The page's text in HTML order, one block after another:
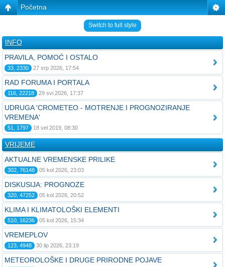
Početna
Switch to full style
INFO
PRAVILA, POMOĆ I OSTALO
33, 2330 27 srp 2026, 17:54
RAD FORUMA I PORTALA
116, 22218 29 svi 2026, 17:37
UDRUGA 'CROMETEO - MOTRENJE I PROGNOZIRANJE
VREMENA'
51, 1797 18 vel 2019, 08:30
VRIJEME
AKTUALNE VREMENSKE PRILIKE
302, 76148 05 kol 2026, 23:03
DISKUSIJA: PROGNOZE
320, 47252 05 kol 2026, 20:52
KLIMA I KLIMATOLOŠKI ELEMENTI
510, 16236 05 kol 2026, 15:34
VREMEPLOV
123, 4948 30 lip 2026, 23:19
METEOROLOŠKE I DRUGE PRIRODNE POJAVE